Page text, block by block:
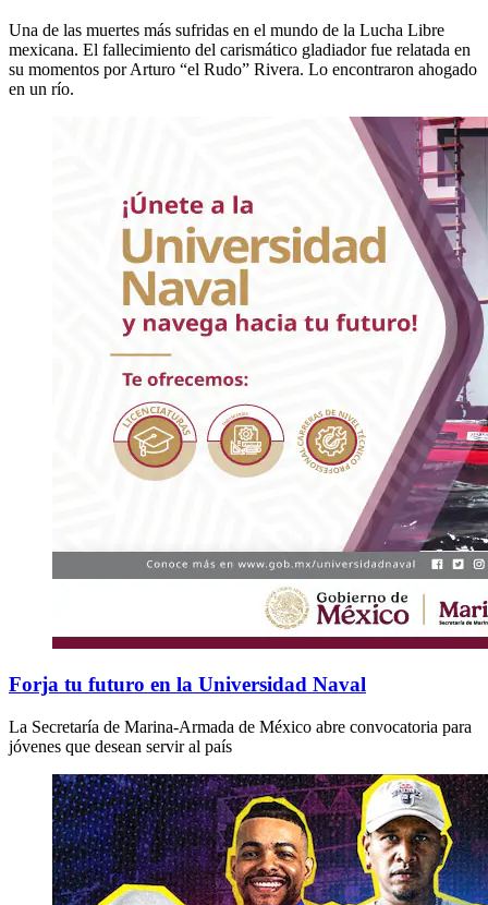
Una de las muertes más sufridas en el mundo de la Lucha Libre
mexicana. El fallecimiento del carismático gladiador fue relatada en
su momentos por Arturo “el Rudo” Rivera. Lo encontraron ahogado
en un río.
Forja tu futuro en la Universidad Naval
La Secretaría de Marina-Armada de México abre convocatoria para
jóvenes que desean servir al país